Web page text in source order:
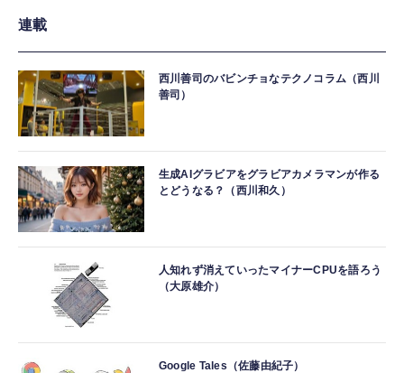
連載
西川善司のバビンチョなテクノコラム（西川
善司）
生成AIグラビアをグラビアカメラマンが作る
とどうなる？（西川和久）
人知れず消えていったマイナーCPUを語ろう
（大原雄介）
Google Tales（佐藤由紀子）